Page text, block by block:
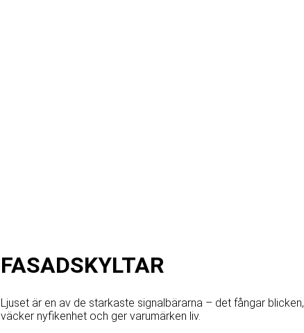
FASADSKYLTAR
Ljuset är en av de starkaste signalbärarna – det fångar blicken,
väcker nyfikenhet och ger varumärken liv.